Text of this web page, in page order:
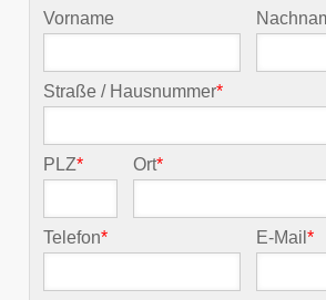
Vorname
Straße / Hausnummer*
PLZ* Ort*
Telefon* E-Mail*